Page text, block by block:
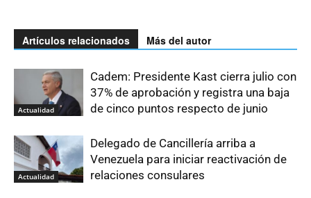
Artículos relacionados Más del autor
Actualidad
Cadem: Presidente Kast cierra julio con
37% de aprobación y registra una baja
de cinco puntos respecto de junio
Actualidad
Delegado de Cancillería arriba a
Venezuela para iniciar reactivación de
relaciones consulares